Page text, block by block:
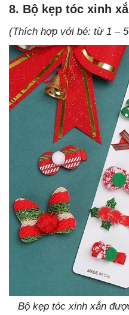
8. Bộ kẹp tóc xinh
(Thích hợp với bé: từ 1 –
Bộ kẹp tóc xinh xắn